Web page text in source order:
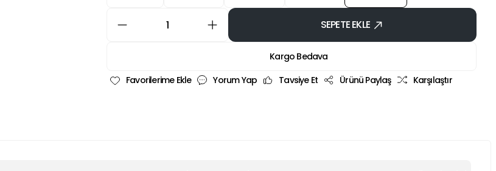
SEPETE EKLE
Kargo Bedava
Yorum Yap
Tavsiye Et Ürünü Paylaş Karşılaştır